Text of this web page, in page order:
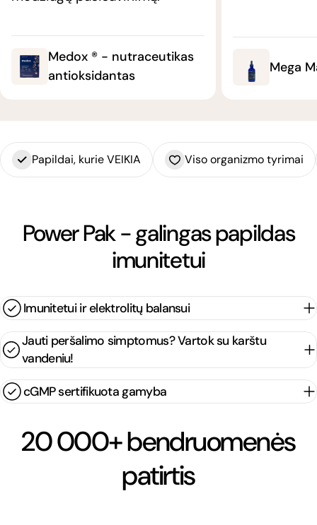
Medox ® - nutraceutikas
antioksidantas
Mega
Papildai, kurie VEIKIA Viso organizmo tyrimai
Power Pak - galingas papildas
imunitetui
Imunitetui ir elektrolitų balansui
Jauti peršalimo simptomus? Vartok su karštu
vandeniu!
cGMP sertifikuota gamyba
20 000+ bendruomenės
patirtis